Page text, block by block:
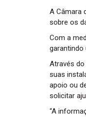
A Câmara
sobre os
Com a
garantindo
Através
suas
apoio ou
solicitar
“A